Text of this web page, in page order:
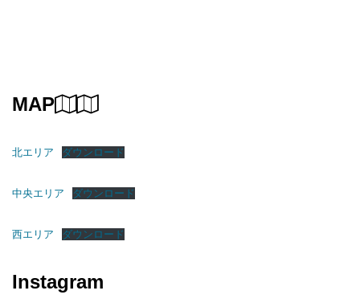
MAP
北エリア ダウンロード
中央エリア ダウンロード
西エリア ダウンロード
Instagram